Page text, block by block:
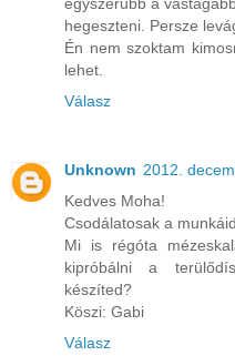
hegeszteni. Persze
Én nem szoktam
lehet.
Válasz
Unknown 2012.
Kedves Moha!
Csodálatosak a
Mi is régóta
kipróbálni a
készíted?
Köszi: Gabi
Válasz